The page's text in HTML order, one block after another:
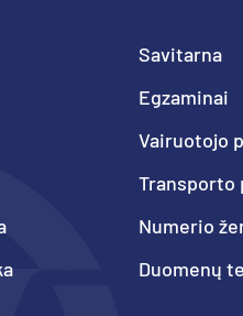
Savitarna
Egzaminai
Vairuotojo
Transporto
Numerio
Duomenų